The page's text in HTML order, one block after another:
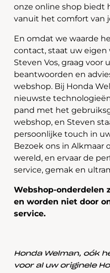
onze online shop biedt
vanuit het comfort van
En omdat we waarde
contact, staat uw
Steven Vos, graag voor
beantwoorden en
webshop. Bij Honda
nieuwste
pand met het
webshop, en Steven
persoonlijke touch in
Bezoek ons in Alkmaar
wereld, en ervaar de
service, gemak en
Webshop-onderdelen
en worden niet door
service.
Honda Welman, oók
voor al uw originele